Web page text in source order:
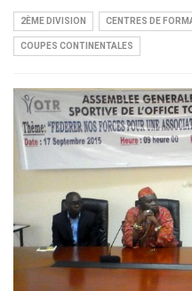
2ÈME DIVISION CENTRES DE
COUPES CONTINENTALES